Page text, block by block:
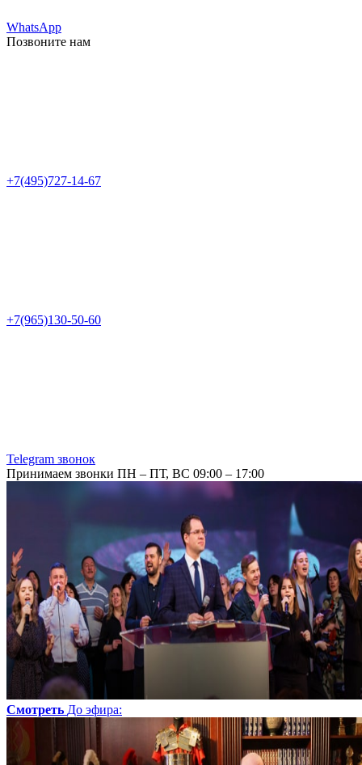
WhatsApp
Позвоните нам
+7(495)727-14-67
+7(965)130-50-60
Telegram звонок
Принимаем звонки ПН – ПТ, ВС 09:00 – 17:00
Смотреть До эфира: